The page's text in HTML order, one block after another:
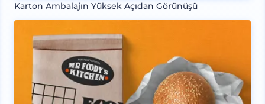
Karton Ambalajın Yüksek Açıdan Görünüşü